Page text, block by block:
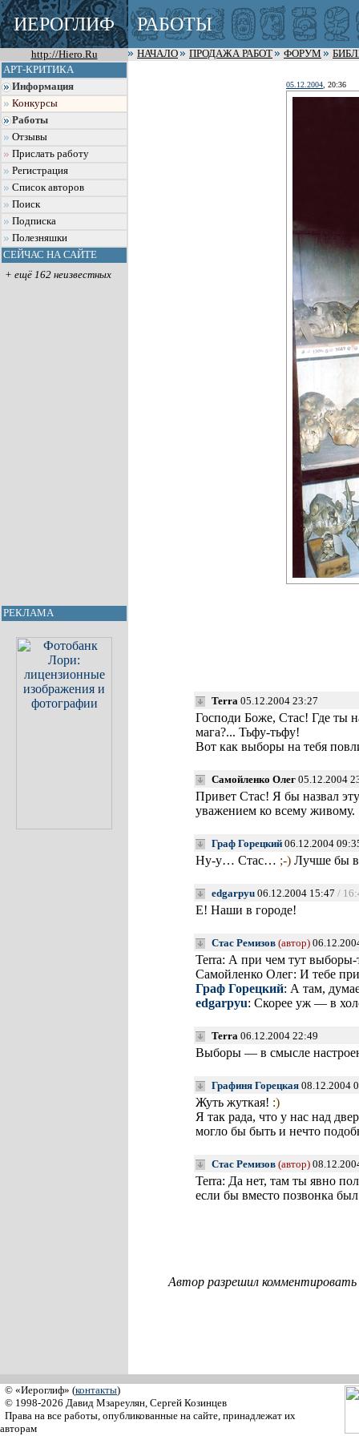
ИЕРОГЛИФ РАБОТЫ
http://Hiero.Ru НАЧАЛО ПРОДАЖА РАБОТ ФОРУМ
АРТ-КРИТИКА
Информация
Конкурсы
Работы
Отзывы
Прислать работу
Регистрация
Список авторов
Поиск
Подписка
Полезняшки
СЕЙЧАС НА САЙТЕ
+ ещё 162 неизвестных
РЕКЛАМА
05.12.2004 , 20:36
Terra 05.12.2004 23:27
Господи Боже, Стас! Где ты
мага?... Тьфу-тьфу!
Вот как выборы на тебя
Самойленко Олег 05.12.2004
Привет Стас! Я бы назвал
уважением ко всему живому.
Граф Горецкий 06.12.2004
Ну-у… Стас… ;-) Лучше бы
edgarpyu 06.12.2004 15:47 /
Е! Наши в городе!
Стас Ремизов (автор)
Terra: А при чем тут выборы-
Самойленко Олег: И тебе
Граф Горецкий: А там,
edgarpyu: Скорее уж — в
Terra 06.12.2004 22:49
Выборы — в смысле
Графиня Горецкая 08.12.2004
Жуть жуткая! :)
Я так рада, что у нас над
могло бы быть и нечто
Стас Ремизов (автор)
Terra: Да нет, там ты явно
если бы вместо позвонка
Автор разрешил
© «Иероглиф» (контакты)
© 1998-2026 Давид Мзареулян, Сергей Козинцев
Права на все работы, опубликованные на сайте, принадлежат их
авторам